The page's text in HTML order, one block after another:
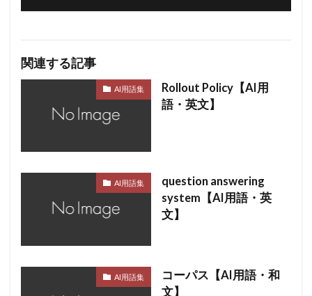
関連する記事
AI用語集
Rollout Policy【AI用
語・英文】
AI用語集
question answering
system【AI用語・英
文】
AI用語集
コーパス【AI用語・和
文】